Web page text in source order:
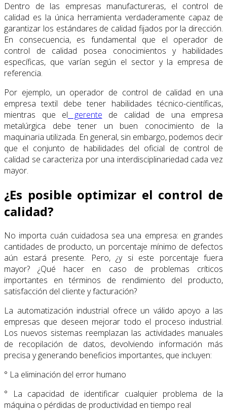
Dentro de las empresas manufactureras, el control de
calidad es la única herramienta verdaderamente capaz de
garantizar los estándares de calidad fijados por la dirección.
En consecuencia, es fundamental que el operador de
control de calidad posea conocimientos y habilidades
específicas, que varían según el sector y la empresa de
referencia.
Por ejemplo, un operador de control de calidad en una
empresa textil debe tener habilidades técnico-científicas,
mientras que el gerente de calidad de una empresa
metalúrgica debe tener un buen conocimiento de la
maquinaria utilizada. En general, sin embargo, podemos decir
que el conjunto de habilidades del oficial de control de
calidad se caracteriza por una interdisciplinariedad cada vez
mayor.
¿Es posible optimizar el control de
calidad?
No importa cuán cuidadosa sea una empresa: en grandes
cantidades de producto, un porcentaje mínimo de defectos
aún estará presente. Pero, ¿y si este porcentaje fuera
mayor? ¿Qué hacer en caso de problemas críticos
importantes en términos de rendimiento del producto,
satisfacción del cliente y facturación?
La automatización industrial ofrece un válido apoyo a las
empresas que deseen mejorar todo el proceso industrial.
Los nuevos sistemas reemplazan las actividades manuales
de recopilación de datos, devolviendo información más
precisa y generando beneficios importantes, que incluyen:
° La eliminación del error humano
° La capacidad de identificar cualquier problema de la
máquina o pérdidas de productividad en tiempo real